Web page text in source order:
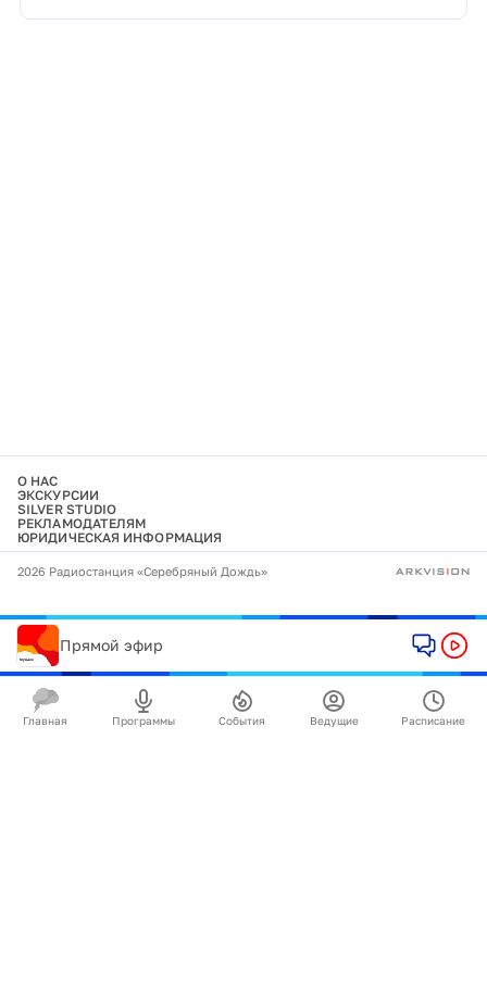
О НАС
ЭКСКУРСИИ
SILVER STUDIO
РЕКЛАМОДАТЕЛЯМ
ЮРИДИЧЕСКАЯ ИНФОРМАЦИЯ
2026 Радиостанция «Серебряный Дождь»
Прямой эфир
Главная Программы События Ведущие Расписание